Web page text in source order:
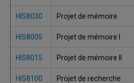
HIS8030 Projet de mémoire
HIS8005 Projet de mémoire I
HIS8015 Projet de mémoire II
HIS8100 Projet de recherche